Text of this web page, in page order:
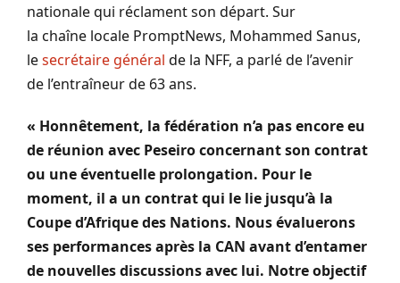
nationale qui réclament son départ. Sur
la chaîne locale PromptNews, Mohammed Sanus,
lesecrétaire général de la NFF, a parlé de l’avenir
de l’entraîneur de 63 ans.
« Honnêtement, la fédération n’a pas encore eu
de réunion avec Peseiroconcernant son contrat
ou une éventuelle prolongation. Pour le
moment, il a un contrat qui le lie jusqu’à la
Coupe d’Afrique des Nations. Nous évaluerons
ses performances après la CAN avant d’entamer
de nouvelles discussions avec lui. Notre objectif